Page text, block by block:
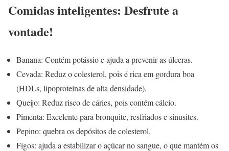
Comidas inteligentes: Desfrute a
vontade!
Banana: Contém potássio e ajuda a prevenir as úlceras.
Cevada: Reduz o colesterol, pois é rica em gordura boa
(HDLs, lipoproteínas de alta densidade).
Queijo: Reduz risco de cáries, pois contém cálcio.
Pimenta: Excelente para bronquite, resfriados e sinusites.
Pepino: quebra os depósitos de colesterol.
Figos: ajuda a estabilizar o açúcar no sangue, o que mantém os